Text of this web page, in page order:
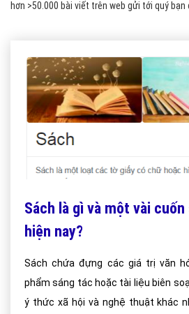
hơn >50.000 bài viết trên web gửi tới quý bạn
Sách là gì và một vài
hiện nay?
Sách chứa đựng các giá trị văn
phẩm sáng tác hoặc tài liệu biên
ý thức xã hội và nghệ thuật khác